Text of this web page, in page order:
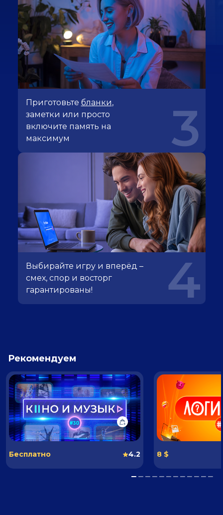
Приготовьте бланки,
заметки или просто
включите память на
максимум
3
Выбирайте игру и вперёд –
смех, спор и восторг
гарантированы!
4
Рекомендуем
Бесплатно 4.2 8 $